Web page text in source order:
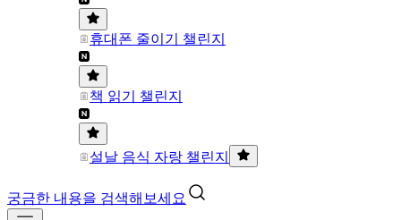
휴대폰 줄이기 챌린지
책 읽기 챌린지
설날 음식 자랑 챌린지
궁금한 내용을 검색해보세요